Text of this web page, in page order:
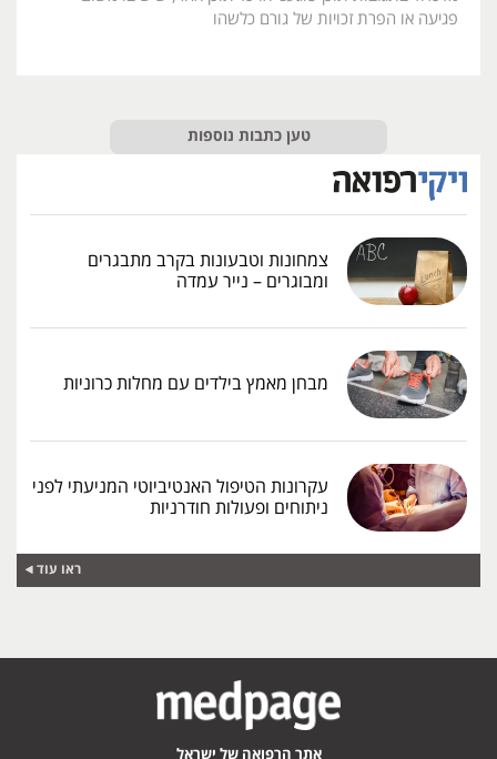
פגיעה או הפרת זכויות של גורם כלשהו
טען כתבות נוספות
צמחונות וטבעונות בקרב מתבגרים
ומבוגרים – נייר עמדה
מבחן מאמץ בילדים עם מחלות כרוניות
עקרונות הטיפול האנטיביוטי המניעתי לפני
ניתוחים ופעולות חודרניות
ראו עוד
אתר הרפואה של ישראל